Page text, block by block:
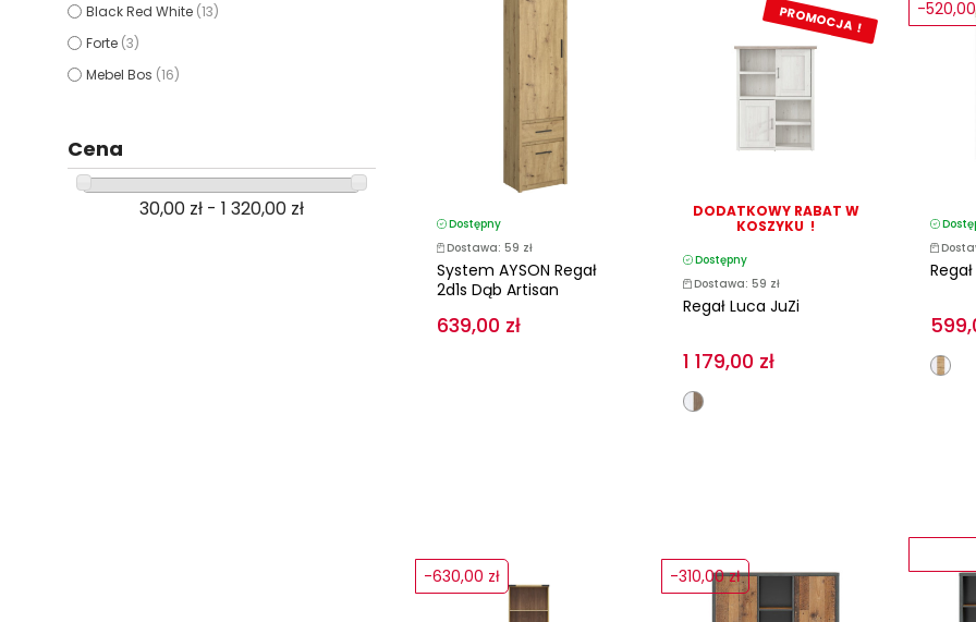
Black Red White (13)
Forte (3)
Mebel Bos (16)
Cena
30,00 zł - 1 320,00 zł
Dostępny
Dostawa: 59 zł
System AYSON Regał
2d1s Dąb Artisan
639,00 zł
PROMOCJA !
DODATKOWY RABAT W
KOSZYKU !
Dostępny
Dostawa: 59 zł
Regał Luca JuZi
1 179,00 zł
-520,00
-630,00 zł -310,00 zł